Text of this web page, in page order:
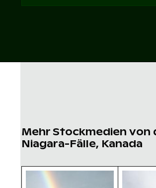
Mehr Stockmedien von
Niagara-Fälle, Kanada
Regenbogen über den